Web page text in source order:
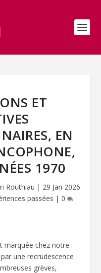
ET
EN
1970
Routhiau | 29 Jan 2026
passées | 0
marquée chez notre
une recrudescence
grèves,